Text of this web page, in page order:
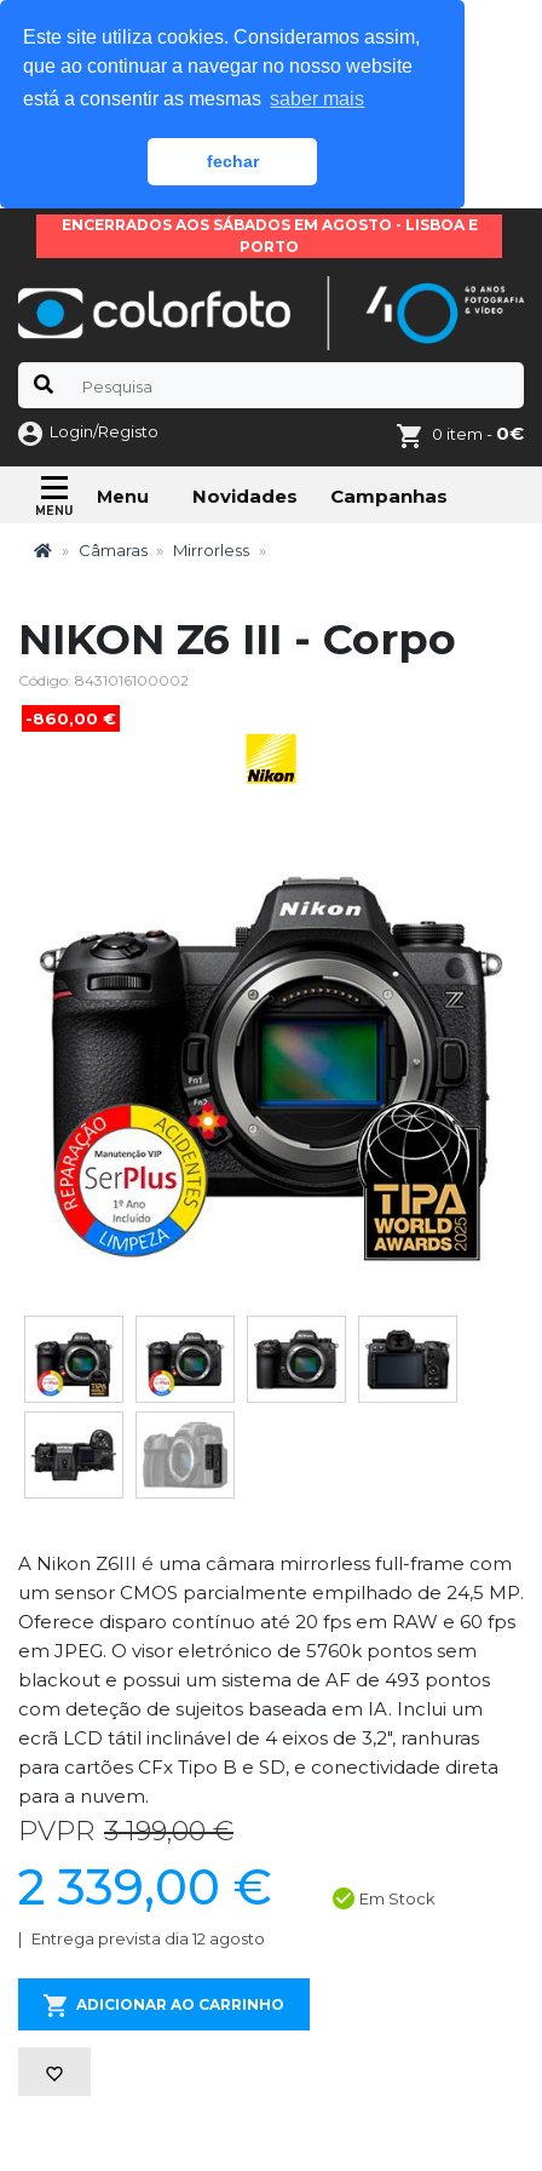
Este site utiliza cookies. Consideramos assim,
que ao continuar a navegar no nosso website
está a consentir as mesmas saber mais
fechar
ENCERRADOS AOS SÁBADOS EM AGOSTO - LISBOA E
PORTO
Login/Registo 0 item - 0€
Menu Novidades Campanhas
Câmaras Mirrorless
NIKON Z6 III - Corpo
Código: 8431016100002
-860,00 €
A Nikon Z6III é uma câmara mirrorless full-frame com
um sensor CMOS parcialmente empilhado de 24,5 MP.
Oferece disparo contínuo até 20 fps em RAW e 60 fps
em JPEG. O visor eletrónico de 5760k pontos sem
blackout e possui um sistema de AF de 493 pontos
com deteção de sujeitos baseada em IA. Inclui um
ecrã LCD tátil inclinável de 4 eixos de 3,2", ranhuras
para cartões CFx Tipo B e SD, e conectividade direta
para a nuvem.
PVPR 3 199,00 €
2 339,00 € Em Stock
Entrega prevista dia 12 agosto
ADICIONAR AO CARRINHO